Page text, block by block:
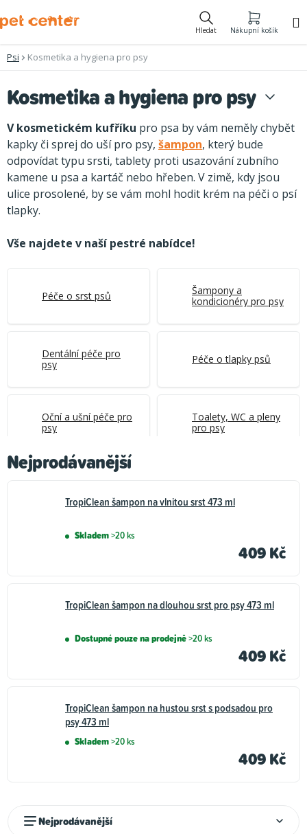
na
Hledat Nákupní košík
Psi Kosmetika a hygiena pro psy
Kosmetika a hygiena pro psy
V kosmetickém kufříku pro psa by vám neměly chybět
kapky či sprej do uší pro psy, šampon, který bude
odpovídat typu srsti, tablety proti usazování zubního
kamene u psa a kartáč nebo hřeben. V zimě, kdy jsou
ulice prosolené, by se vám mohl hodit krém na péči o psí
tlapky.
Vše najdete v naší pestré nabídce!
Péče o srst psů
Šampony a
kondicionéry pro psy
Dentální péče pro
psy
Péče o tlapky psů
Oční a ušní péče pro
psy
Toalety, WC a pleny
pro psy
Nejprodávanější
TropiClean šampon na vlnitou srst 473 ml
Skladem>20 ks
409 Kč
TropiClean šampon na dlouhou srst pro psy 473 ml
Dostupné pouze na prodejně>20 ks
409 Kč
TropiClean šampon na hustou srst s podsadou pro
psy 473 ml
Skladem>20 ks
409 Kč
Nejprodávanější